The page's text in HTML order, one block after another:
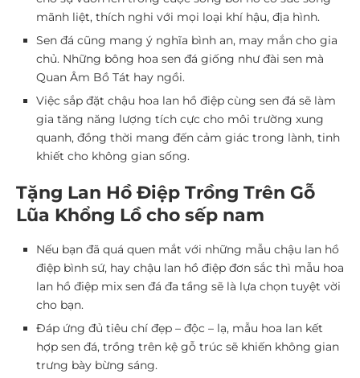
mãnh liệt, thích nghi với mọi loại khí hậu, địa hình.
Sen đá cũng mang ý nghĩa bình an, may mắn cho gia
chủ. Những bông hoa sen đá giống như đài sen mà
Quan Âm Bồ Tát hay ngồi.
Việc sắp đặt chậu hoa lan hồ điệp cùng sen đá sẽ làm
gia tăng năng lượng tích cực cho môi trường xung
quanh, đồng thời mang đến cảm giác trong lành, tinh
khiết cho không gian sống.
Tặng Lan Hồ Điệp Trồng Trên Gỗ
Lũa Khổng Lồ cho sếp nam
Nếu bạn đã quá quen mắt với những mẫu chậu lan hồ
điệp bình sứ, hay chậu lan hồ điệp đơn sắc thì mẫu hoa
lan hồ điệp mix sen đá đa tầng sẽ là lựa chọn tuyệt vời
cho bạn.
Đáp ứng đủ tiêu chí đẹp – độc – lạ, mẫu hoa lan kết
hợp sen đá, trồng trên kệ gỗ trúc sẽ khiến không gian
trưng bày bừng sáng.